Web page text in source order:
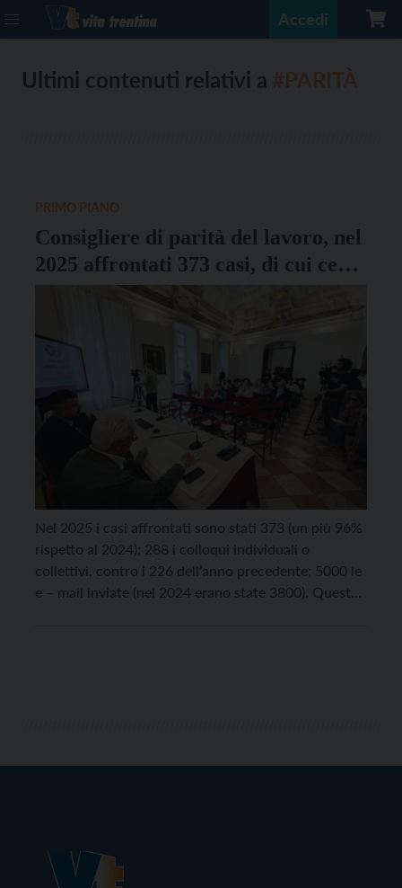
Accedi
Ultimi contenuti relativi a
Consigliere di parità del lavoro, nel
2025 affrontati 373 casi, di cui cento
di mobbing
Nel 2025 i casi affrontati sono stati 373 (un più 96%
rispetto al 2024); 288 i colloqui individuali o
collettivi, contro i 226 dell’anno precedente; 5000 le
e – mail inviate (nel 2024 erano state 3800). Queste